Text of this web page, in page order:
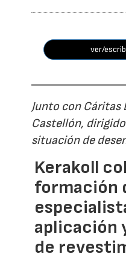
ver/
Junto con Cáritas
Castellón,
situación de
Kerakoll
formación
aplicación
de